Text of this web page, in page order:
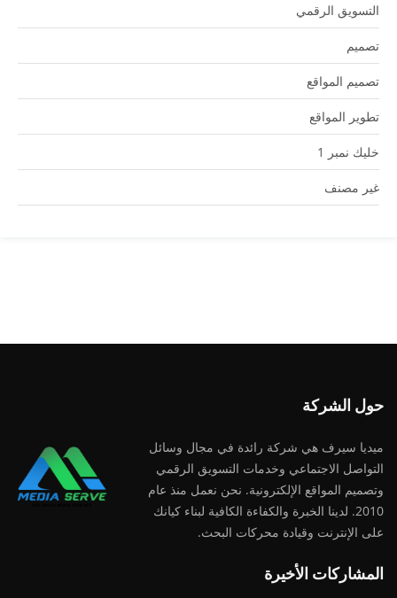
التسويق الرقمي
تصميم
تصميم المواقع
تطوير المواقع
خليك نمبر 1
غير مصنف
حول الشركة
ميديا ​​سيرف هي شركة رائدة في مجال وسائل
التواصل الاجتماعي وخدمات التسويق الرقمي
وتصميم المواقع الإلكترونية. نحن نعمل منذ عام
2010. لدينا الخبرة والكفاءة الكافية لبناء كيانك
على الإنترنت وقيادة محركات البحث.
المشاركات الأخيرة